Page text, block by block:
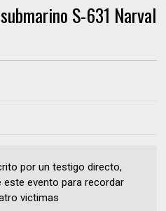
S-631 Narval
por un testigo directo,
evento para recordar
victimas